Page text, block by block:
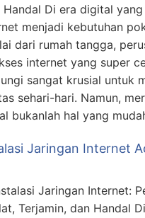
Handal Di era digital
menjadi kebutuhan
dari rumah tangga,
internet yang super
sangat krusial untuk
sehari-hari. Namun,
bukanlah hal yang
Jaringan Internet
Jaringan Internet:
Terjamin, dan Handal